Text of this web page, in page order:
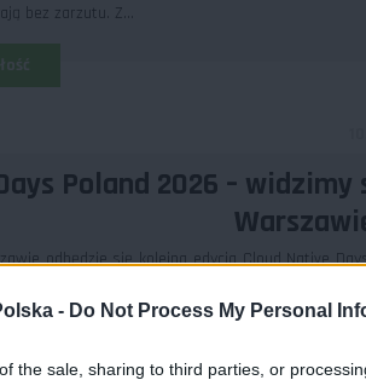
- Do Not Process My Personal
the sale, sharing to third parties, or
bez zarzutu. Z...
Poland 2026 – widzimy
odbędzie się kolejna edycja Cloud Native
Native Days Poland to miejsce dla